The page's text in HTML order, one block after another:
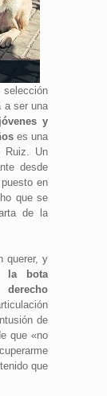
a ser una
y
es una
Ruiz. Un
desde
en
que se
de la
querer, y
la bota
de
que «no
que